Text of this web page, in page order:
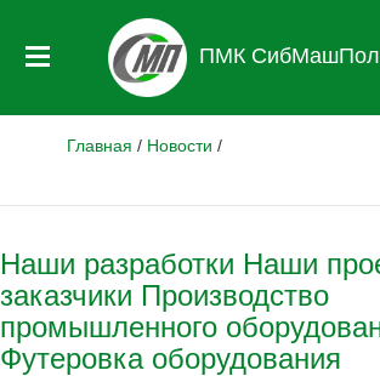
ПМК
Главная / Новости /
Наши разработки Наши
заказчики Производство
промышленного
Футеровка оборудования